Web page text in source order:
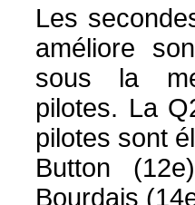
Les
améliore
sous la
pilotes. La
pilotes sont
Button
Bourdais